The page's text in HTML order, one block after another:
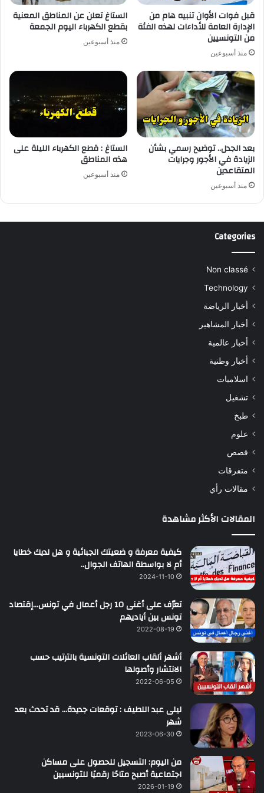
قبل فوات الأوان تنبيه هام من
الإدارة العامة للأداءات لهذه الفئة
من التونسيين
منذ أسبوعين
الستاغ تعلن عن المناطق المعنية
بقطع الكهرباء اليوم الجمعة
منذ أسبوعين
بعد الجدل.. توضيح رسمي بشأن
الزيادة في الأجور وجرايات
المتقاعدين
منذ أسبوعين
الستاغ : قطع الكهرباء الليلة على
هذه المناطق
منذ أسبوعين
Categories
Non classé
Technology
أخبار الرياضة
أخبار المشاهير
أخبار عالمية
أخبار وطنية
اسلاميات
تشغيل
طبخ
علوم
قصص
متفرقات
مقالات رأي
المقالات الأكثر مشاهدة
كيفية معرفة و ضعيتك الجبائية و هل لديك خطايا
أم لا بواسطة الهاتف الجوال..
2024-11-10
تعرّف على أغنى 10 رجل أعمال في تونس…إقتصاد
تونس بين أياديهم
2022-08-19
أشهر ألقاب العائلات التونسية بالترتيب حسب
الانتشار وأصولها
2022-06-05
ليلى عبد اللطيف : توقعات جديدة… قد تحدث بعد
شهر
2023-06-30
من اليوم: التسجيل للحصول على مساكن
اجتماعية أصبح متاحًا رقميًا للتونسيين
2026-01-19